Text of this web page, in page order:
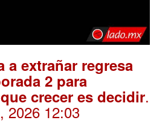
a extrañar regresa
2 para
crecer es decidir.
2026 12:03